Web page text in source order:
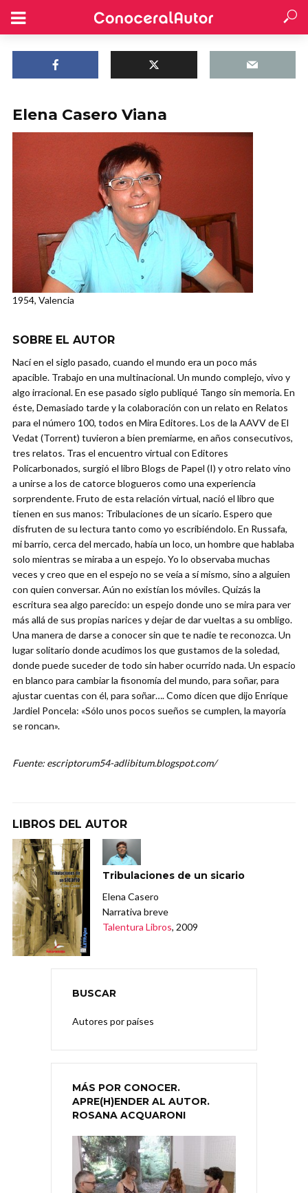
Elena Casero Viana
1954, Valencia
SOBRE EL AUTOR
Nací en el siglo pasado, cuando el mundo era un poco más
apacible. Trabajo en una multinacional. Un mundo complejo, vivo y
algo irracional. En ese pasado siglo publiqué Tango sin memoria. En
éste, Demasiado tarde y la colaboración con un relato en Relatos
para el número 100, todos en Mira Editores. Los de la AAVV de El
Vedat (Torrent) tuvieron a bien premiarme, en años consecutivos,
tres relatos. Tras el encuentro virtual con Editores
Policarbonados, surgió el libro Blogs de Papel (I) y otro relato vino
a unirse a los de catorce blogueros como una experiencia
sorprendente. Fruto de esta relación virtual, nació el libro que
tienen en sus manos: Tribulaciones de un sicario. Espero que
disfruten de su lectura tanto como yo escribiéndolo. En Russafa,
mi barrio, cerca del mercado, había un loco, un hombre que hablaba
solo mientras se miraba a un espejo. Yo lo observaba muchas
veces y creo que en el espejo no se veía a sí mismo, sino a alguien
con quien conversar. Aún no existían los móviles. Quizás la
escritura sea algo parecido: un espejo donde uno se mira para ver
más allá de sus propias narices y dejar de dar vueltas a su ombligo.
Una manera de darse a conocer sin que te nadie te reconozca. Un
lugar solitario donde acudimos los que gustamos de la soledad,
donde puede suceder de todo sin haber ocurrido nada. Un espacio
en blanco para cambiar la fisonomía del mundo, para soñar, para
ajustar cuentas con él, para soñar…. Como dicen que dijo Enrique
Jardiel Poncela: «Sólo unos pocos sueños se cumplen, la mayoría
se roncan».
Fuente: escriptorum54-adlibitum.blogspot.com/
LIBROS DEL AUTOR
Tribulaciones de un sicario
Elena Casero
Narrativa breve
Talentura Libros, 2009
BUSCAR
Autores por países
MÁS POR CONOCER.
APRE(H)ENDER AL AUTOR.
ROSANA ACQUARONI